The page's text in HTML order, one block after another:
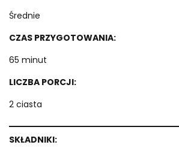
Średnie
CZAS PRZYGOTOWANIA:
65 minut
LICZBA PORCJI:
2 ciasta
SKŁADNIKI: